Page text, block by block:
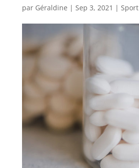
par Géraldine | Sep 3, 2021 | Sport